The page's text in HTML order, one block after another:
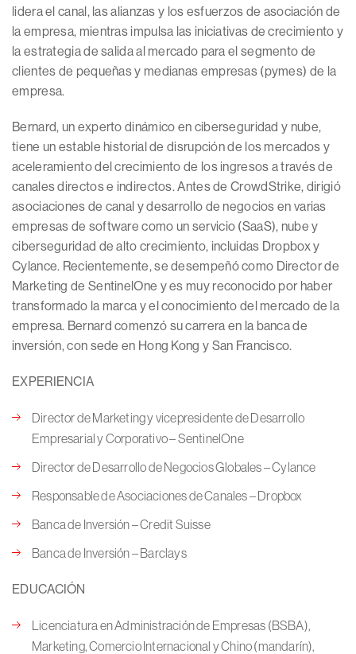
lidera el canal, las alianzas y los esfuerzos de asociación de
la empresa, mientras impulsa las iniciativas de crecimiento y
la estrategia de salida al mercado para el segmento de
clientes de pequeñas y medianas empresas (pymes) de la
empresa.
Bernard, un experto dinámico en ciberseguridad y nube,
tiene un estable historial de disrupción de los mercados y
aceleramiento del crecimiento de los ingresos a través de
canales directos e indirectos. Antes de CrowdStrike, dirigió
asociaciones de canal y desarrollo de negocios en varias
empresas de software como un servicio (SaaS), nube y
ciberseguridad de alto crecimiento, incluidas Dropbox y
Cylance. Recientemente, se desempeñó como Director de
Marketing de SentinelOne y es muy reconocido por haber
transformado la marca y el conocimiento del mercado de la
empresa. Bernard comenzó su carrera en la banca de
inversión, con sede en Hong Kong y San Francisco.
EXPERIENCIA
Director de Marketing y vicepresidente de Desarrollo
Empresarial y Corporativo – SentinelOne
Director de Desarrollo de Negocios Globales – Cylance
Responsable de Asociaciones de Canales – Dropbox
Banca de Inversión – Credit Suisse
Banca de Inversión – Barclays
EDUCACIÓN
Licenciatura en Administración de Empresas (BSBA),
Marketing, Comercio Internacional y Chino (mandarín),